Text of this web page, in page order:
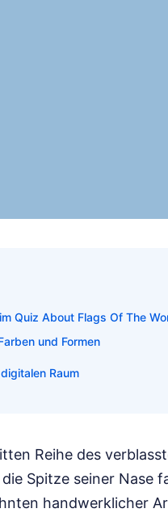
Quiz About Flags Of The
und Formen
Raum
Reihe des
Spitze seiner Nase
handwerklicher